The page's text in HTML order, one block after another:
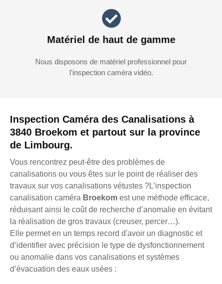
Inspection Caméra des Canalisations à
3840 Broekom et partout sur la province
de Limbourg.
Vous rencontrez peut-être des problèmes de
canalisations ou vous êtes sur le point de réaliser des
travaux sur vos canalisations vétustes ?L’inspection
canalisation caméra Broekom est une méthode efficace,
réduisant ainsi le coût de recherche d’anomalie en évitant
la réalisation de gros travaux (creuser, percer…).
Elle permet en un temps record d'avoir un diagnostic et
d’identifier avec précision le type de dysfonctionnement
ou anomalie dans vos canalisations et systèmes
d’évacuation des eaux usées :
Matériel de haut de gamme
Nous disposons de matériel professionnel pour
l'inspection caméra vidéo.